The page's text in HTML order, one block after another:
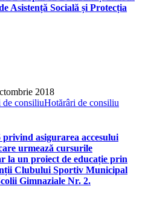
Asistență Socială și Protecția
2018
de consiliuHotărâri de consiliu
privind asigurarea accesului
urmează cursurile
la un proiect de educație prin
Clubului Sportiv Municipal
Gimnaziale Nr. 2.